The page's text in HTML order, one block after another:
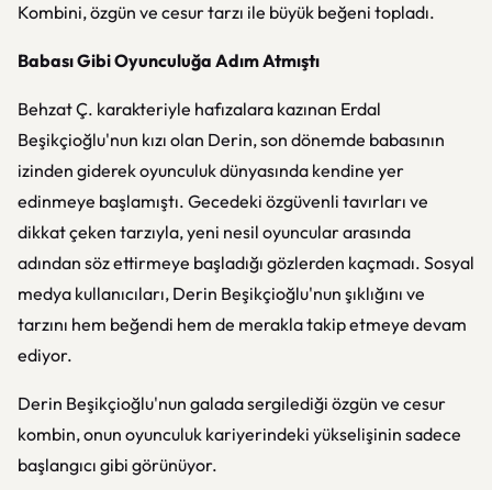
Kombini, özgün ve cesur tarzı ile büyük beğeni topladı.
Babası Gibi Oyunculuğa Adım Atmıştı
Behzat Ç. karakteriyle hafızalara kazınan Erdal
Beşikçioğlu'nun kızı olan Derin, son dönemde babasının
izinden giderek oyunculuk dünyasında kendine yer
edinmeye başlamıştı. Gecedeki özgüvenli tavırları ve
dikkat çeken tarzıyla, yeni nesil oyuncular arasında
adından söz ettirmeye başladığı gözlerden kaçmadı. Sosyal
medya kullanıcıları, Derin Beşikçioğlu'nun şıklığını ve
tarzını hem beğendi hem de merakla takip etmeye devam
ediyor.
Derin Beşikçioğlu'nun galada sergilediği özgün ve cesur
kombin, onun oyunculuk kariyerindeki yükselişinin sadece
başlangıcı gibi görünüyor.